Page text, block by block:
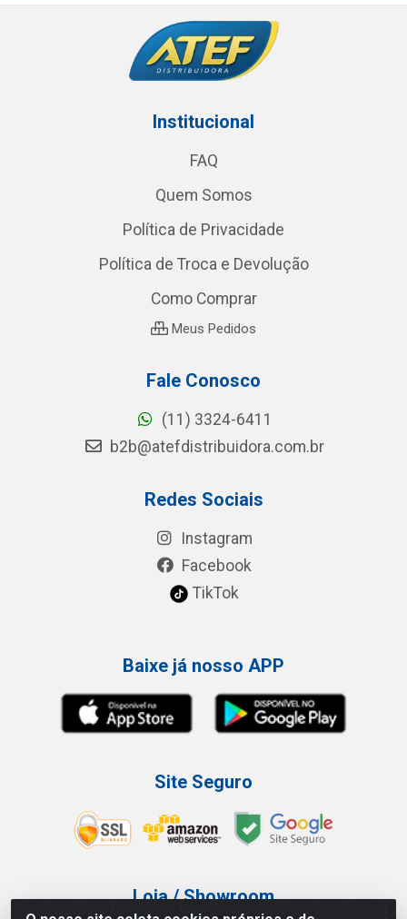
Institucional
FAQ
Quem Somos
Política de Privacidade
Política de Troca e Devolução
Como Comprar
Meus Pedidos
Fale Conosco
(11) 3324-6411
b2b@atefdistribuidora.com.br
Redes Sociais
Instagram
Facebook
TikTok
Baixe já nosso APP
Site Seguro
Loja / Showroom